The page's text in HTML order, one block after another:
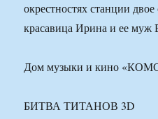
окрестностях станции
красавица Ирина и ее муж
Дом музыки и кино
БИТВА ТИТАНОВ 3D